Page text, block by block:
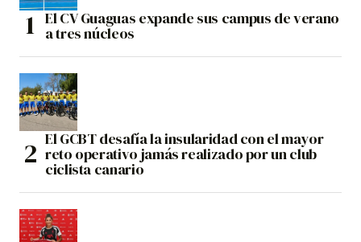
El CV Guaguas expande sus campus de verano
a tres núcleos
El GCBT desafía la insularidad con el mayor
reto operativo jamás realizado por un club
ciclista canario